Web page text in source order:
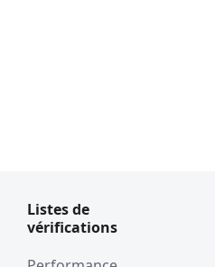
Listes de
vérifications